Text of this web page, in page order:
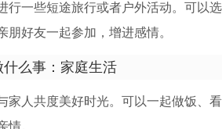
行一些短途旅行或者户外活动。可以
好友一起参加，增进感情。
么事：家庭生活
家人共度美好时光。可以一起做饭、
情。